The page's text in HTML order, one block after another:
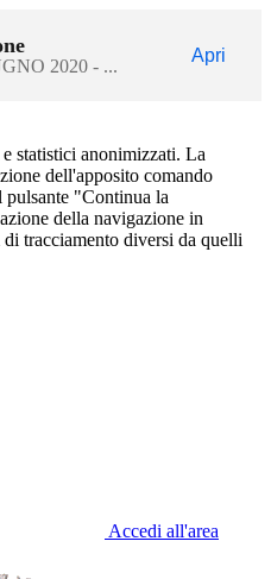
2020 - ...
Apri
statistici anonimizzati. La
dell'apposito comando
"Continua la
della navigazione in
tracciamento diversi da quelli
Accedi all'area